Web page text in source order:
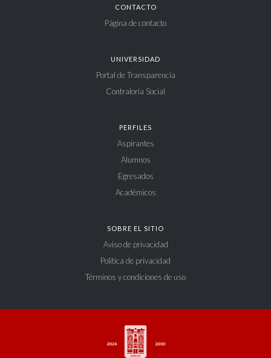
CONTACTO
Página de contacto
UNIVERSIDAD
Portal de Transparencia
Contraloría Social
PERFILES
Aspirantes
Alumnos
Egresados
Académicos
SOBRE EL SITIO
Aviso de privacidad
Política de privacidad
Términos y condiciones de uso